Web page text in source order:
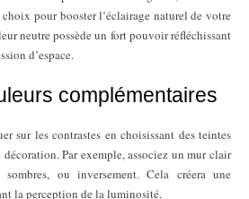
pour booster l’éclairage naturel de votre
neutre possède un fort pouvoir réfléchissant
d’espace.
complémentaires
sur les contrastes en choisissant des teintes
Par exemple, associez un mur clair
sombres, ou inversement. Cela créera une
la perception de la luminosité.